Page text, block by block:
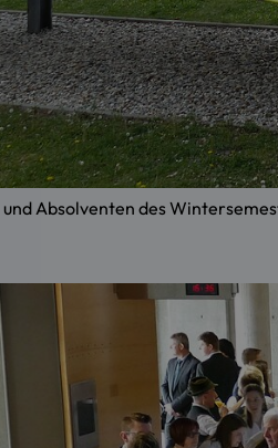
Absolventen des